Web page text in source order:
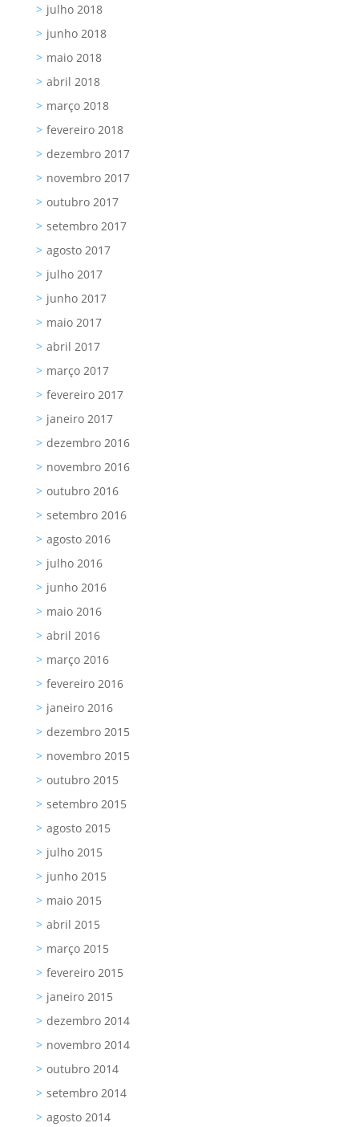
julho 2018
junho 2018
maio 2018
abril 2018
março 2018
fevereiro 2018
dezembro 2017
novembro 2017
outubro 2017
setembro 2017
agosto 2017
julho 2017
junho 2017
maio 2017
abril 2017
março 2017
fevereiro 2017
janeiro 2017
dezembro 2016
novembro 2016
outubro 2016
setembro 2016
agosto 2016
julho 2016
junho 2016
maio 2016
abril 2016
março 2016
fevereiro 2016
janeiro 2016
dezembro 2015
novembro 2015
outubro 2015
setembro 2015
agosto 2015
julho 2015
junho 2015
maio 2015
abril 2015
março 2015
fevereiro 2015
janeiro 2015
dezembro 2014
novembro 2014
outubro 2014
setembro 2014
agosto 2014